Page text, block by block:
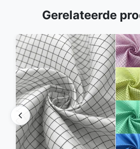
Gerelateerde